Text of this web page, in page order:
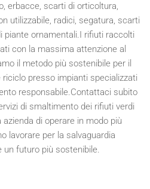
erbacce, scarti di orticoltura,
utilizzabile, radici, segatura, scarti
piante ornamentali.I rifiuti raccolti
con la massima attenzione al
il metodo più sostenibile per il
presso impianti specializzati
responsabile.Contattaci subito
di smaltimento dei rifiuti verdi
di operare in modo più
lavorare per la salvaguardia
un futuro più sostenibile.